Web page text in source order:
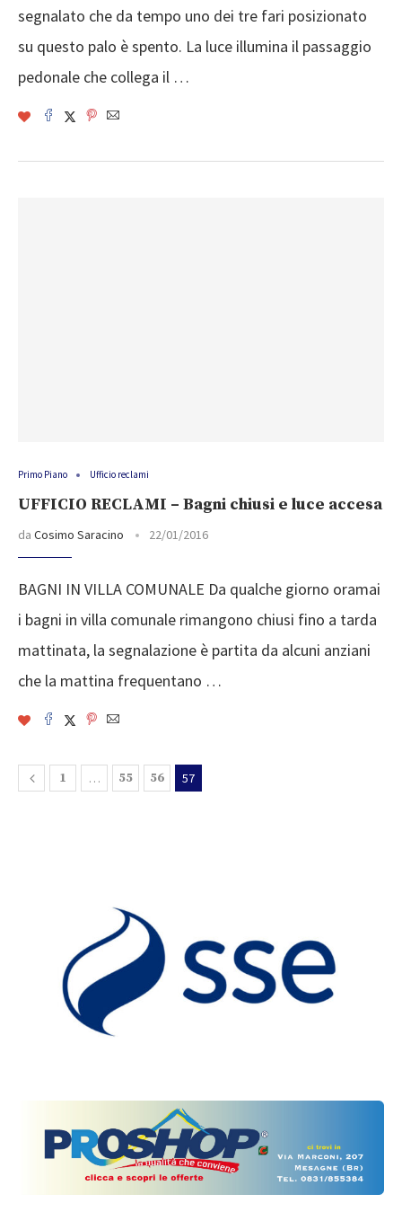
segnalato che da tempo uno dei tre fari posizionato
su questo palo è spento. La luce illumina il passaggio
pedonale che collega il …
Primo Piano Ufficio reclami
UFFICIO RECLAMI – Bagni chiusi e luce accesa
da Cosimo Saracino 22/01/2016
BAGNI IN VILLA COMUNALE Da qualche giorno oramai
i bagni in villa comunale rimangono chiusi fino a tarda
mattinata, la segnalazione è partita da alcuni anziani
che la mattina frequentano …
1 … 55 56 57